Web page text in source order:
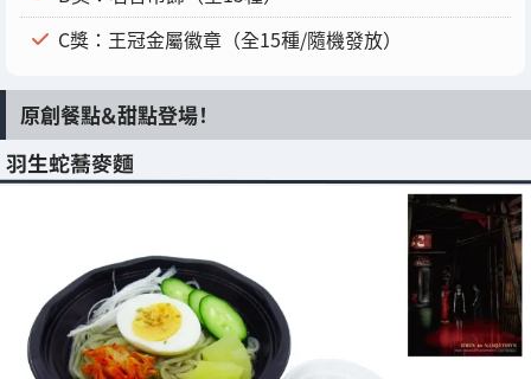
C獎：王冠金屬徽章（全15種/隨機發放）
原創餐點＆甜點登場！
羽生蛇蕎麥麵